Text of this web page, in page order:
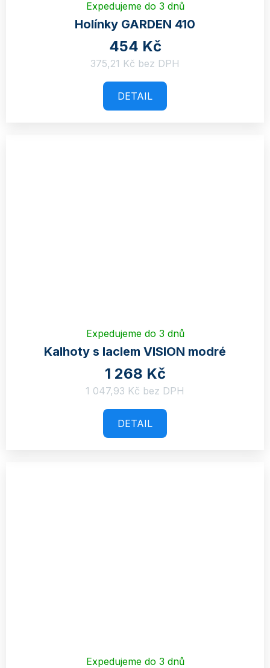
Expedujeme do 3 dnů
Holínky GARDEN 410
454 Kč
375,21 Kč bez DPH
DETAIL
Expedujeme do 3 dnů
Kalhoty s laclem VISION modré
1 268 Kč
1 047,93 Kč bez DPH
DETAIL
Expedujeme do 3 dnů